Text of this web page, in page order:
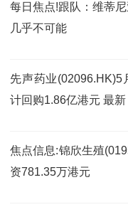
每日焦点!跟队：维蒂
几乎不可能
先声药业
计回购1.86亿港元 最新
焦点信息:锦欣生殖
资781.35万港元